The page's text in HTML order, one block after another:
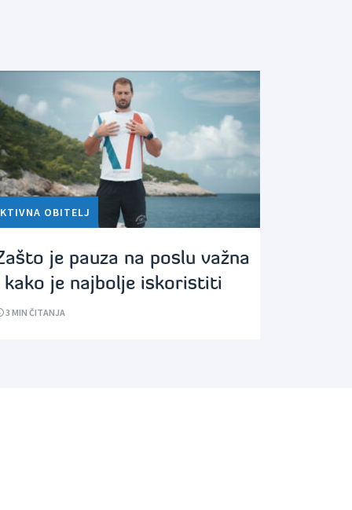
OBITELJ
je pauza na poslu važna
kako je najbolje iskoristiti
3 MIN ČITANJA